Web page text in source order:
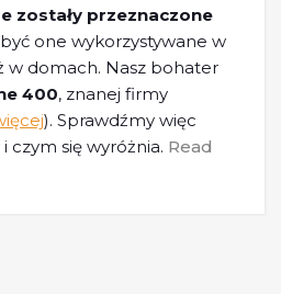
zostały przeznaczone
one wykorzystywane w
w domach. Nasz bohater
400, znanej firmy
). Sprawdźmy więc
czym się wyróżnia. Read